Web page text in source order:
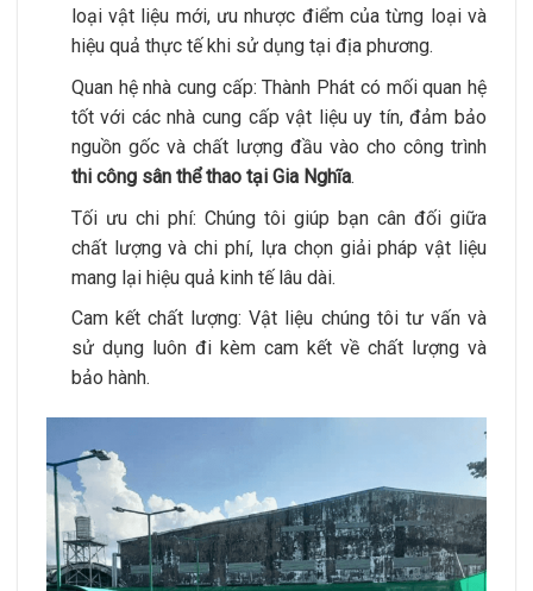
loại vật liệu mới, ưu nhược điểm của từng loại và
hiệu quả thực tế khi sử dụng tại địa phương.
Quan hệ nhà cung cấp: Thành Phát có mối quan hệ
tốt với các nhà cung cấp vật liệu uy tín, đảm bảo
nguồn gốc và chất lượng đầu vào cho công trình
thi công sân thể thao tại Gia Nghĩa.
Tối ưu chi phí: Chúng tôi giúp bạn cân đối giữa
chất lượng và chi phí, lựa chọn giải pháp vật liệu
mang lại hiệu quả kinh tế lâu dài.
Cam kết chất lượng: Vật liệu chúng tôi tư vấn và
sử dụng luôn đi kèm cam kết về chất lượng và
bảo hành.